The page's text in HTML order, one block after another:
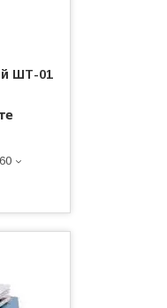
ШТ-01